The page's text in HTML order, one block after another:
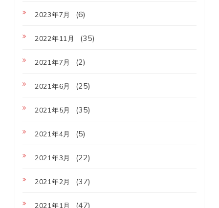
2023年7月 (6)
2022年11月 (35)
2021年7月 (2)
2021年6月 (25)
2021年5月 (35)
2021年4月 (5)
2021年3月 (22)
2021年2月 (37)
2021年1月 (47)